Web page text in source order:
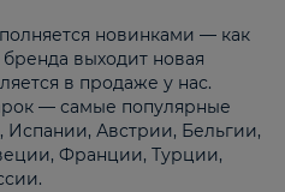
новинками — как
выходит новая
в продаже у нас.
— самые популярные
Австрии, Бельгии,
Франции, Турции,